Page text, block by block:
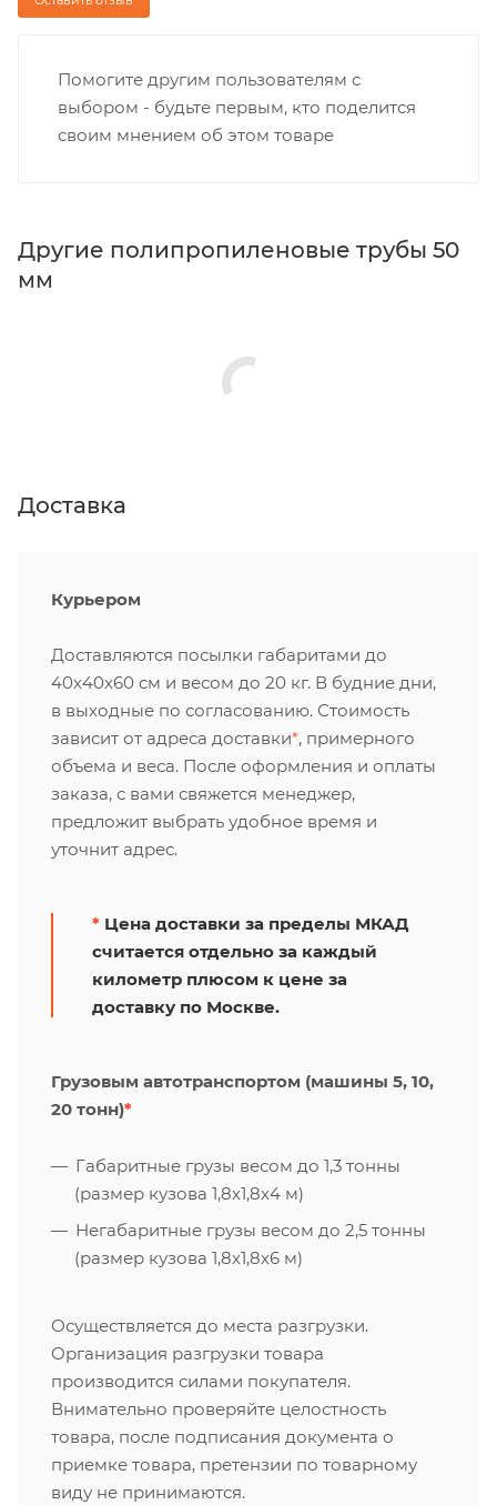
Помогите другим пользователям с
выбором - будьте первым, кто поделится
своим мнением об этом товаре
Другие полипропиленовые трубы 50
мм
Доставка
Курьером
Доставляются посылки габаритами до
40х40х60 см и весом до 20 кг. В будние дни,
в выходные по согласованию. Стоимость
зависит от адреса доставки*, примерного
объема и веса. После оформления и оплаты
заказа, с вами свяжется менеджер,
предложит выбрать удобное время и
уточнит адрес.
* Цена доставки за пределы МКАД
считается отдельно за каждый
километр плюсом к цене за
доставку по Москве.
Грузовым автотранспортом (машины 5, 10,
20 тонн)*
Габаритные грузы весом до 1,3 тонны
(размер кузова 1,8х1,8х4 м)
Негабаритные грузы весом до 2,5 тонны
(размер кузова 1,8х1,8х6 м)
Осуществляется до места разгрузки.
Организация разгрузки товара
производится силами покупателя.
Внимательно проверяйте целостность
товара, после подписания документа о
приемке товара, претензии по товарному
виду не принимаются.